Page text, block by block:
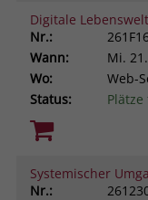
Digitale
Nr.:
Wann:
Mi.
Wo:
Web-
Status:
Systemischer
Nr.: